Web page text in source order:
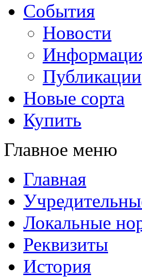
События
Новости
Публикации
Новые сорта
Купить
Главное меню
Главная
Локальные
Реквизиты
История